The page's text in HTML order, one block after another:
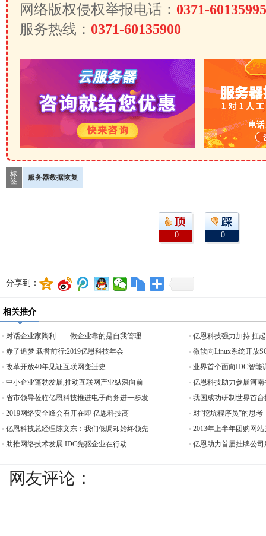
网络版权侵权举报电话： 0371-60135995
服务热线： 0371-60135900
标
签
服务器数据恢复
0 0
分享到：
相关推介
对话企业家陶利——做企业靠的是自我管理
赤子追梦 载誉前行:2019亿恩科技年会
改革开放40年见证互联网变迁史
中小企业蓬勃发展,推动互联网产业纵深向前
省市领导莅临亿恩科技推进电子商务进一步发
2019网络安全峰会召开在即 亿恩科技高
亿恩科技总经理陈文东：我们低调却始终领先
助推网络技术发展 IDC先驱企业在行动
亿恩科技强力加持 扛
微软向Linux系统开放
业界首个面向IDC智能
亿恩科技助力参展河
我国成功研制世界首
对“挖坑程序员”的思考
2013年上半年团购网站
亿恩助力首届挂牌公司
网友评论：